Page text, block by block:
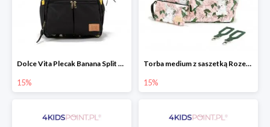
Dolce Vita Plecak Banana Split Black La Millou
15%
Torba medium z saszetką Rozenek Lady Peony Premium Zip La Millou
15%